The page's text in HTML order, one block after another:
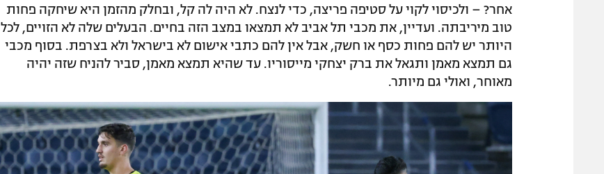
אחר? – ולכיסוי לקוי על סטיפה פריצה, כדי לנצח. לא היה לה קל, ובחלק מהזמן היא שיחקה פחות
טוב מיריבתה. ועדיין, את מכבי תל אביב לא תמצאו במצב הזה בחיים. הבעלים שלה לא הזויים, לכל
היותר יש להם פחות כסף או חשק, אבל אין להם כתבי אישום לא בישראל ולא בצרפת. בסוף מכבי
גם תמצא מאמן ותגאל את ברק יצחקי מייסוריו. עד שהיא תמצא מאמן, סביר להניח שזה יהיה
מאוחר, ואולי גם מיותר.